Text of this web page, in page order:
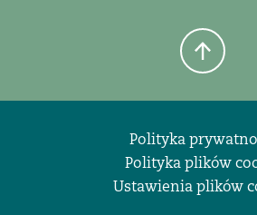
Polityka
Polityka plików
Ustawienia plików